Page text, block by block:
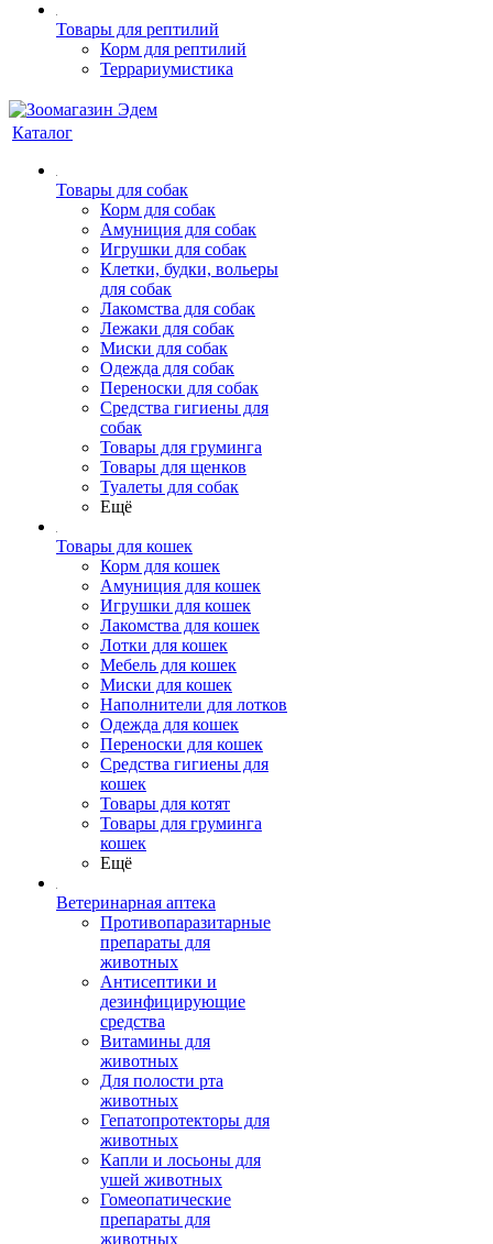
Товары для рептилий
Корм для рептилий
Террариумистика
Каталог
Товары для собак
Корм для собак
Амуниция для собак
Игрушки для собак
Клетки, будки, вольеры
для собак
Лакомства для собак
Лежаки для собак
Миски для собак
Одежда для собак
Переноски для собак
Средства гигиены для
собак
Товары для груминга
Товары для щенков
Туалеты для собак
Ещё
Товары для кошек
Корм для кошек
Амуниция для кошек
Игрушки для кошек
Лакомства для кошек
Лотки для кошек
Мебель для кошек
Миски для кошек
Наполнители для лотков
Одежда для кошек
Переноски для кошек
Средства гигиены для
кошек
Товары для котят
Товары для груминга
кошек
Ещё
Ветеринарная аптека
Противопаразитарные
препараты для
животных
Антисептики и
дезинфицирующие
средства
Витамины для
животных
Для полости рта
животных
Гепатопротекторы для
животных
Капли и лосьоны для
ушей животных
Гомеопатические
препараты для
животных